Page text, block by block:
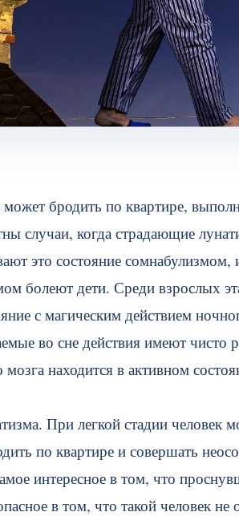
бродить по квартире,
случаи, когда страдающие
это состояние сомнабулизмом,
болеют дети. Среди взрослых
с магическим действием
во сне действия имеют чисто
находится в активном
При легкой стадии человек
по квартире и совершать
интересное в том, что
в том, что такой человек